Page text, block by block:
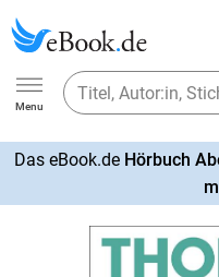
Ebook.de
Menu
Das eBook.de Hörbuch